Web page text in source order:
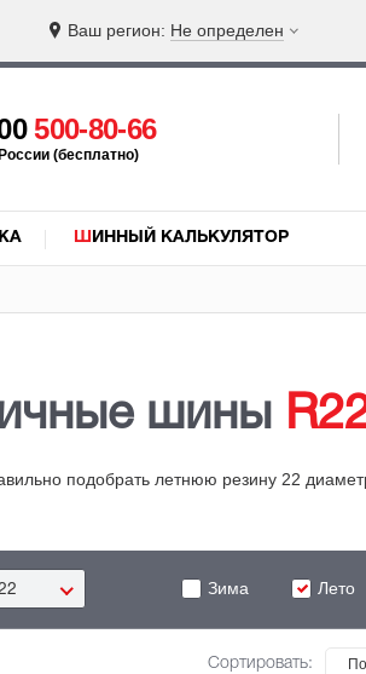
Ваш регион: Не определен
500-80-66
(бесплатно)
ШИННЫЙ КАЛЬКУЛЯТОР
шины
подобрать летнюю резину 22
Зима Лето
Сортировать: